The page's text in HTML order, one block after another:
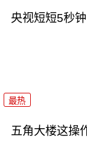
央视短短5秒
最热
五角大楼这操